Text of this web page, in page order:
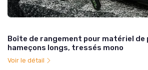
Boîte de rangement pour matériel de
hameçons longs, tressés mono
Voir le détail